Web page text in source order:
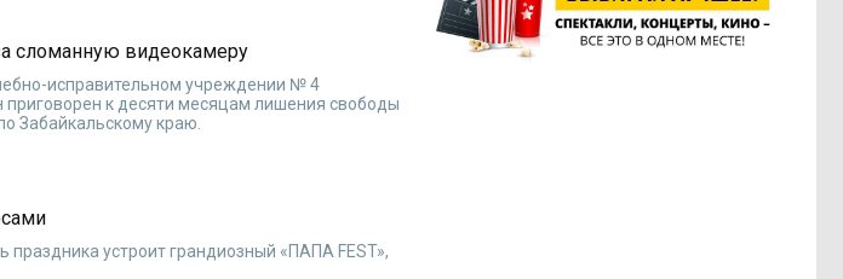
сломанную видеокамеру
исправительном учреждении № 4
к десяти месяцам лишения свободы
Забайкальскому краю.
праздника устроит грандиозный «ПАПА FEST»,